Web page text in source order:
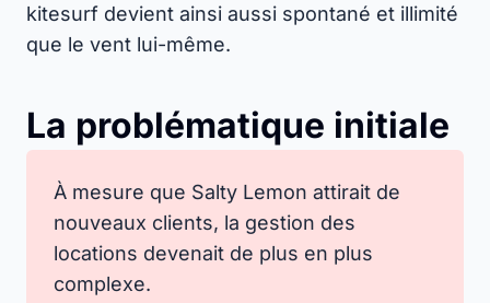
kitesurf devient ainsi aussi spontané et illimité
que le vent lui-même.
La problématique initiale
À mesure que Salty Lemon attirait de
nouveaux clients, la gestion des
locations devenait de plus en plus
complexe.